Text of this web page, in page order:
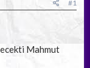
#1
Mahmut